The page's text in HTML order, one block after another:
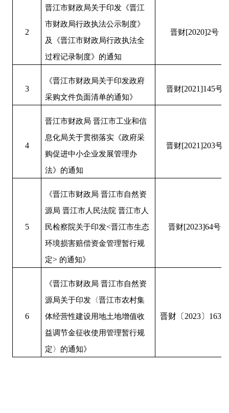
2
晋江市财政局关于印发《晋江
市财政局行政执法公示制度》
及《晋江市财政局行政执法全
过程记录制度》的通知
晋财[2020]2号
3
《晋江市财政局关于印发政府
采购文件负面清单的通知》
晋财[2021]145号
4
晋江市财政局 晋江市工业和信
息化局关于贯彻落实《政府采
购促进中小企业发展管理办
法》的通知
晋财[2021]203号
5
《晋江市财政局 晋江市自然资
源局 晋江市人民法院 晋江市人
民检察院关于印发<晋江市生态
环境损害赔偿资金管理暂行规
定> 的通知》
晋财[2023]64号
6
《晋江市财政局 晋江市自然资
源局关于印发〈晋江市农村集
体经营性建设用地土地增值收
益调节金征收使用管理暂行规
定〉的通知》
晋财〔 2023〕 163号